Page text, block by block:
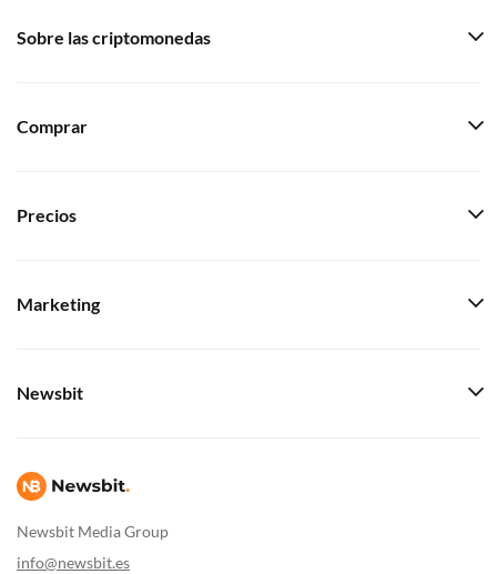
Newsbit Media Group
info@newsbit.es
Sobre las criptomonedas
Comprar
Precios
Marketing
Newsbit